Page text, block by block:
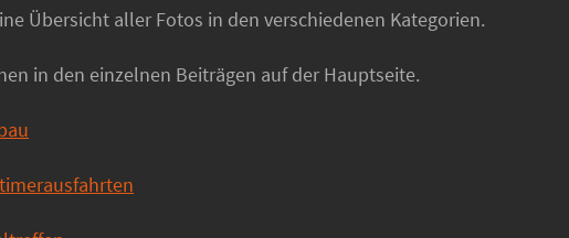
Übersicht aller Fotos in den verschiedenen Kategorien.
in den einzelnen Beiträgen auf der Hauptseite.